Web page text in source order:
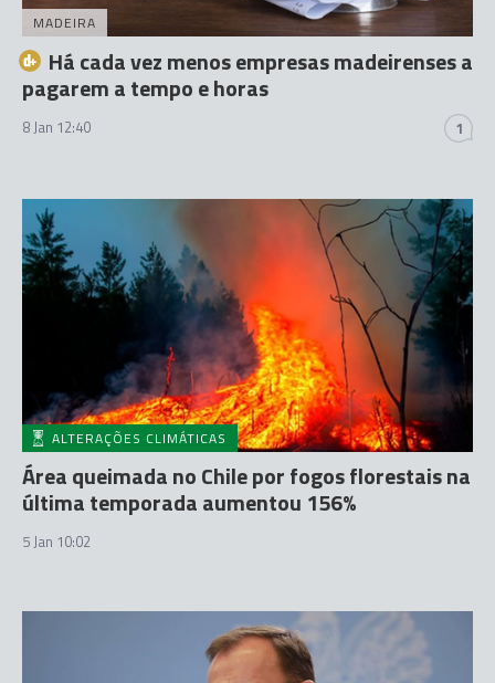
MADEIRA
Há cada vez menos empresas madeirenses a
pagarem a tempo e horas
8 Jan 12:40 1
ALTERAÇÕES CLIMÁTICAS
Área queimada no Chile por fogos florestais na
última temporada aumentou 156%
5 Jan 10:02